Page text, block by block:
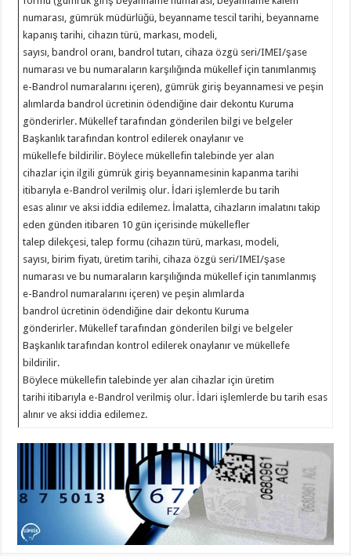
numarası, gümrük müdürlüğü, beyanname tescil tarihi, beyanname
kapanış tarihi, cihazın türü, markası, modeli,
sayısı, bandrol oranı, bandrol tutarı, cihaza özgü seri/IMEI/şase
numarası ve bu numaraların karşılığında mükellef için tanımlanmış
e-Bandrol numaralarını içeren), gümrük giriş beyannamesi ve peşin
alımlarda bandrol ücretinin ödendiğine dair dekontu Kuruma
gönderirler. Mükellef tarafından gönderilen bilgi ve belgeler
Başkanlık tarafından kontrol edilerek onaylanır ve
mükellefe bildirilir. Böylece mükellefin talebinde yer alan
cihazlar için ilgili gümrük giriş beyannamesinin kapanma tarihi
itibarıyla e-Bandrol verilmiş olur. İdari işlemlerde bu tarih
esas alınır ve aksi iddia edilemez. İmalatta, cihazların imalatını takip
eden günden itibaren 10 gün içerisinde mükellefler
talep dilekçesi, talep formu (cihazın türü, markası, modeli,
sayısı, birim fiyatı, üretim tarihi, cihaza özgü seri/IMEI/şase
numarası ve bu numaraların karşılığında mükellef için tanımlanmış
e-Bandrol numaralarını içeren) ve peşin alımlarda
bandrol ücretinin ödendiğine dair dekontu Kuruma
gönderirler. Mükellef tarafından gönderilen bilgi ve belgeler
Başkanlık tarafından kontrol edilerek onaylanır ve mükellefe
bildirilir.
Böylece mükellefin talebinde yer alan cihazlar için üretim
tarihi itibarıyla e-Bandrol verilmiş olur. İdari işlemlerde bu tarih esas
alınır ve aksi iddia edilemez.